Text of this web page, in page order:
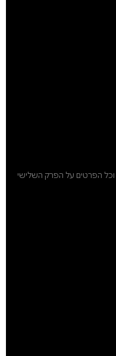
פסקול וכל הפרטים על הפרק השלישי